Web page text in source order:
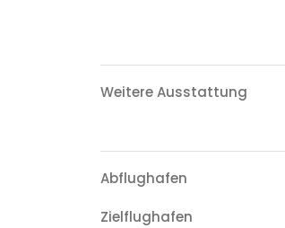
Weitere Ausstattung
Abflughafen
Zielflughafen